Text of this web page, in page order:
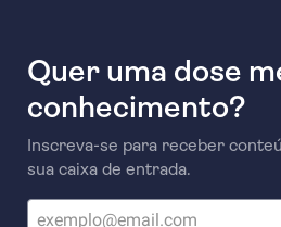
Quer uma dose
conhecimento?
Inscreva-se para receber
sua caixa de entrada.